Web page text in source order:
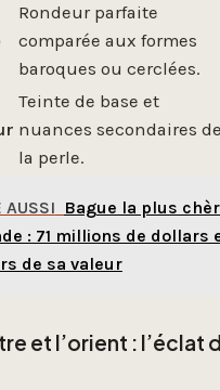
Rondeur parfaite
comparée aux formes
baroques ou cerclées.
Teinte de base et
nuances secondaires de
la perle.
AUSSI Bague la plus
: 71 millions de dollars
de sa valeur
et l’orient : l’éclat